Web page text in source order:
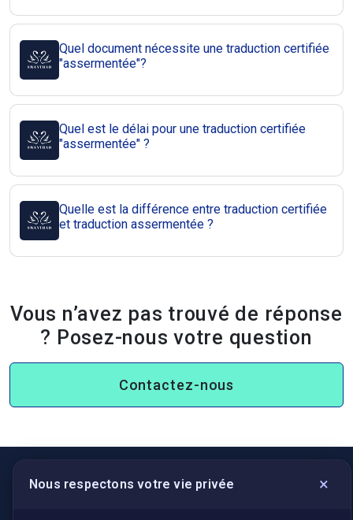
Quel document nécessite une traduction certifiée
"assermentée"?
Quel est le délai pour une traduction certifiée
"assermentée" ?
Quelle est la différence entre traduction certifiée
et traduction assermentée ?
Vous n’avez pas trouvé de réponse
? Posez-nous votre question
Contactez-nous
Nous respectons votre vie privée ×
LIENS UTILES